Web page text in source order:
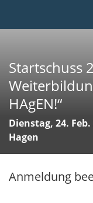
Startschuss
HAgEN!“
Dienstag, 24.
Hagen
Anmeldung